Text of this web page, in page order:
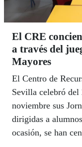
El CRE
a través del
Mayores
El Centro de
Sevilla celebró del
noviembre sus
dirigidas a
ocasión, se han